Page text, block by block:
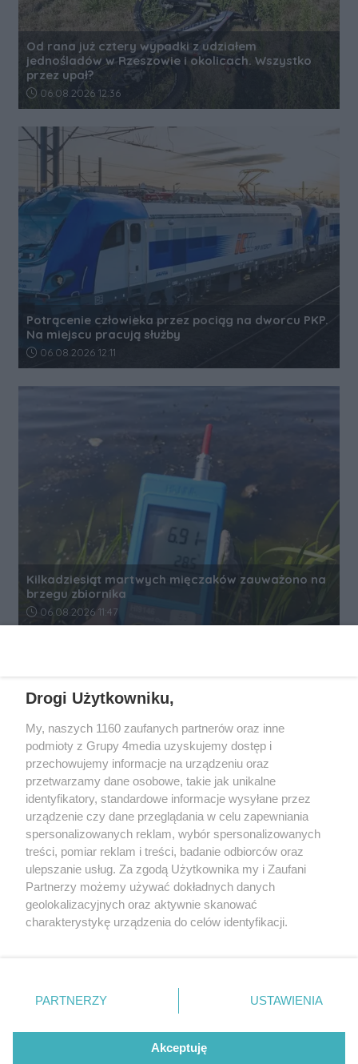
Od rana już cztery wypadki z udziałem
jednośladów w Rzeszowie i okolicach. Wszystko
przez upał?
Data dodania artykułu:
06.08.2026 12:36
Potrącenie człowieka przez pociąg na dworcu PKP.
Na miejscu pracują służby
Data dodania artykułu:
06.08.2026 12:11
Kilkadziesiąt martwych mięczaków zauważono na
brzegu zbiornika
Data dodania artykułu:
06.08.2026 11:47
Wydawcąrzeszow-info.pljest:
FUNDACJA MEDIÓW NIEZALEŻNYCH LIBERTAS
ul. Kopernika 10, 35-002 Rzeszów
e-mail:redakcja@rzeszow-info.pl
Zasady dodawania i publikacji komentarzy
Drogi Użytkowniku,
My, naszych 1160 zaufanych partnerów oraz inne
podmioty z Grupy 4media uzyskujemy dostęp i
przechowujemy informacje na urządzeniu oraz
przetwarzamy dane osobowe, takie jak unikalne
identyfikatory, standardowe informacje wysyłane przez
urządzenie czy dane przeglądania w celu zapewniania
spersonalizowanych reklam, wybór spersonalizowanych
treści, pomiar reklam i treści, badanie odbiorców oraz
ulepszanie usług. Za zgodą Użytkownika my i Zaufani
Partnerzy możemy używać dokładnych danych
geolokalizacyjnych oraz aktywnie skanować
charakterystykę urządzenia do celów identyfikacji.
zmienić/wycofać klikając przycisk ustawień prywatności
użytkownika, ale masz prawo sprzeciwić się takiemu
PARTNERZY USTAWIENIA
Akceptuję